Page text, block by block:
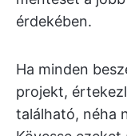
érdekében.
Ha minden
projekt,
található, néha